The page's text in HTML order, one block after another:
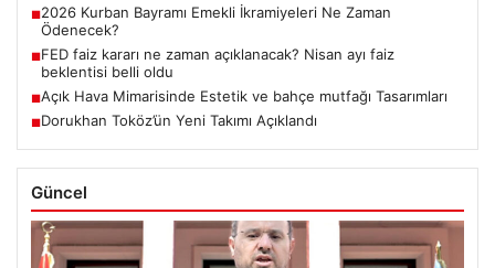
■2026 Kurban Bayramı Emekli İkramiyeleri Ne Zaman
Ödenecek?
■FED faiz kararı ne zaman açıklanacak? Nisan ayı faiz
beklentisi belli oldu
■Açık Hava Mimarisinde Estetik ve bahçe mutfağı Tasarımları
■Dorukhan Toköz’ün Yeni Takımı Açıklandı
Güncel